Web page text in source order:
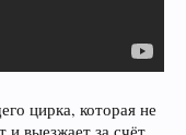
цирка, которая не